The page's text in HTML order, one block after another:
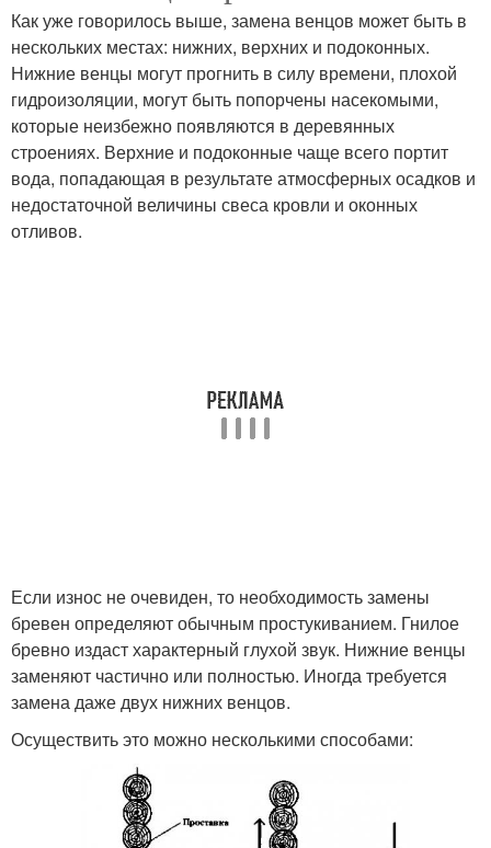
Как уже говорилось выше, замена венцов может быть в
нескольких местах: нижних, верхних и подоконных.
Нижние венцы могут прогнить в силу времени, плохой
гидроизоляции, могут быть попорчены насекомыми,
которые неизбежно появляются в деревянных
строениях. Верхние и подоконные чаще всего портит
вода, попадающая в результате атмосферных осадков и
недостаточной величины свеса кровли и оконных
отливов.
Если износ не очевиден, то необходимость замены
бревен определяют обычным простукиванием. Гнилое
бревно издаст характерный глухой звук. Нижние венцы
заменяют частично или полностью. Иногда требуется
замена даже двух нижних венцов.
Осуществить это можно несколькими способами: